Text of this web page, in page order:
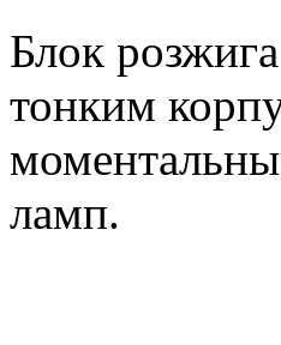
Блок
тонким
ламп.